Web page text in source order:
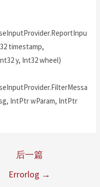
timestamp,
y, Int32 wheel)
IntPtr wParam, IntPtr
后一篇
Errorlog →